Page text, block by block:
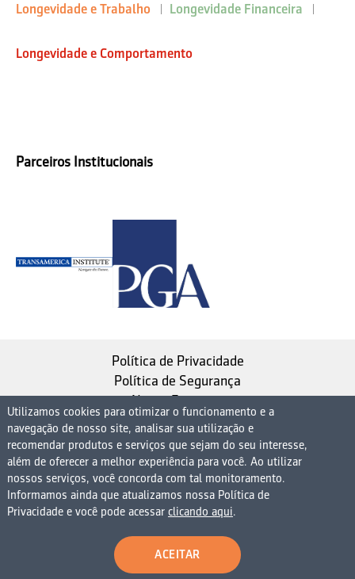
Longevidade e Trabalho Longevidade Financeira
Longevidade e Comportamento
Parceiros Institucionais
Política de Privacidade
Política de Segurança
Nosso Estatuto
Instituto de Longevidade MAG, uma empresa do
Grupo MAG
| CNPJ 08.474.765/0001-75
Avenida Presidente Juscelino Kubitschek, 1830, 15º
andar bloco 1 (parte), Condomínio Edifício São Luiz -
Vila Nova Conceição
São Paulo - SP - 04543-900 - Brasil
Utilizamos cookies para otimizar o funcionamento e a
navegação de nosso site, analisar sua utilização e
recomendar produtos e serviços que sejam do seu interesse,
além de oferecer a melhor experiência para você. Ao utilizar
nossos serviços, você concorda com tal monitoramento.
Informamos ainda que atualizamos nossa Política de
Privacidade e você pode acessar clicando aqui.
ACEITAR